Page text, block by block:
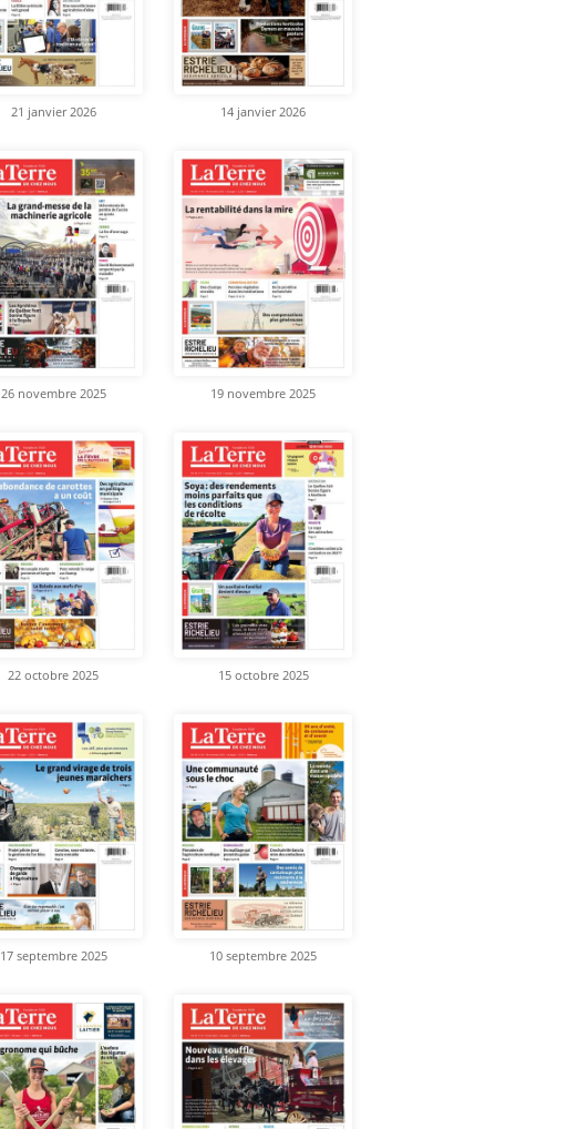
21 janvier 2026 14 janvier 2026
26 novembre 2025 19 novembre 2025
22 octobre 2025 15 octobre 2025
17 septembre 2025 10 septembre 2025